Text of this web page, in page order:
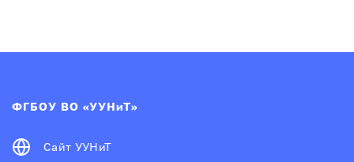
ФГБОУ ВО «УУНиТ»
Сайт УУНиТ